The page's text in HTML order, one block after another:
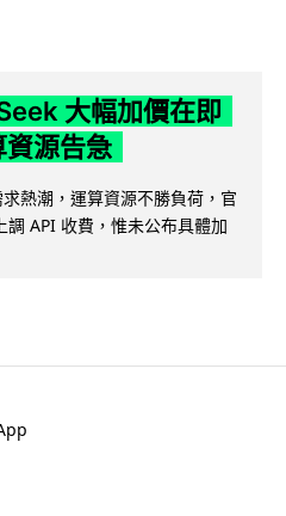
大幅加價在即
源告急
熱潮，運算資源不勝負荷，官
API 收費，惟未公布具體加